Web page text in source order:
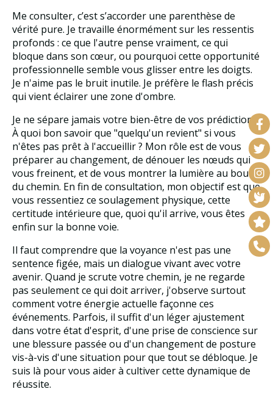
Me consulter, c’est s’accorder une parenthèse de
vérité pure. Je travaille énormément sur les ressentis
profonds : ce que l'autre pense vraiment, ce qui
bloque dans son cœur, ou pourquoi cette opportunité
professionnelle semble vous glisser entre les doigts.
Je n'aime pas le bruit inutile. Je préfère le flash précis
qui vient éclairer une zone d'ombre.
Je ne sépare jamais votre bien-être de vos prédictions.
À quoi bon savoir que "quelqu'un revient" si vous
n'êtes pas prêt à l'accueillir ? Mon rôle est de vous
préparer au changement, de dénouer les nœuds qui
vous freinent, et de vous montrer la lumière au bout
du chemin. En fin de consultation, mon objectif est que
vous ressentiez ce soulagement physique, cette
certitude intérieure que, quoi qu'il arrive, vous êtes
enfin sur la bonne voie.
Il faut comprendre que la voyance n'est pas une
sentence figée, mais un dialogue vivant avec votre
avenir. Quand je scrute votre chemin, je ne regarde
pas seulement ce qui doit arriver, j'observe surtout
comment votre énergie actuelle façonne ces
événements. Parfois, il suffit d'un léger ajustement
dans votre état d'esprit, d'une prise de conscience sur
une blessure passée ou d'un changement de posture
vis-à-vis d'une situation pour que tout se débloque. Je
suis là pour vous aider à cultiver cette dynamique de
réussite.